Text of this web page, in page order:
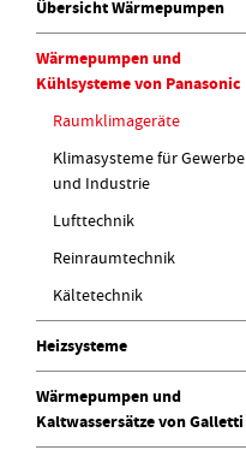
Übersicht Wärmepumpen
Wärmepumpen und
Kühlsysteme von Panasonic
Raumklimageräte
Klimasysteme für Gewerbe
und Industrie
Lufttechnik
Reinraumtechnik
Kältetechnik
Heizsysteme
Wärmepumpen und
Kaltwassersätze von Galletti